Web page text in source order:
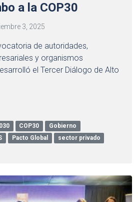
a la COP30
3, 2025
de autoridades,
y organismos
el Tercer Diálogo de Alto
COP30
Gobierno
Pacto Global
sector privado